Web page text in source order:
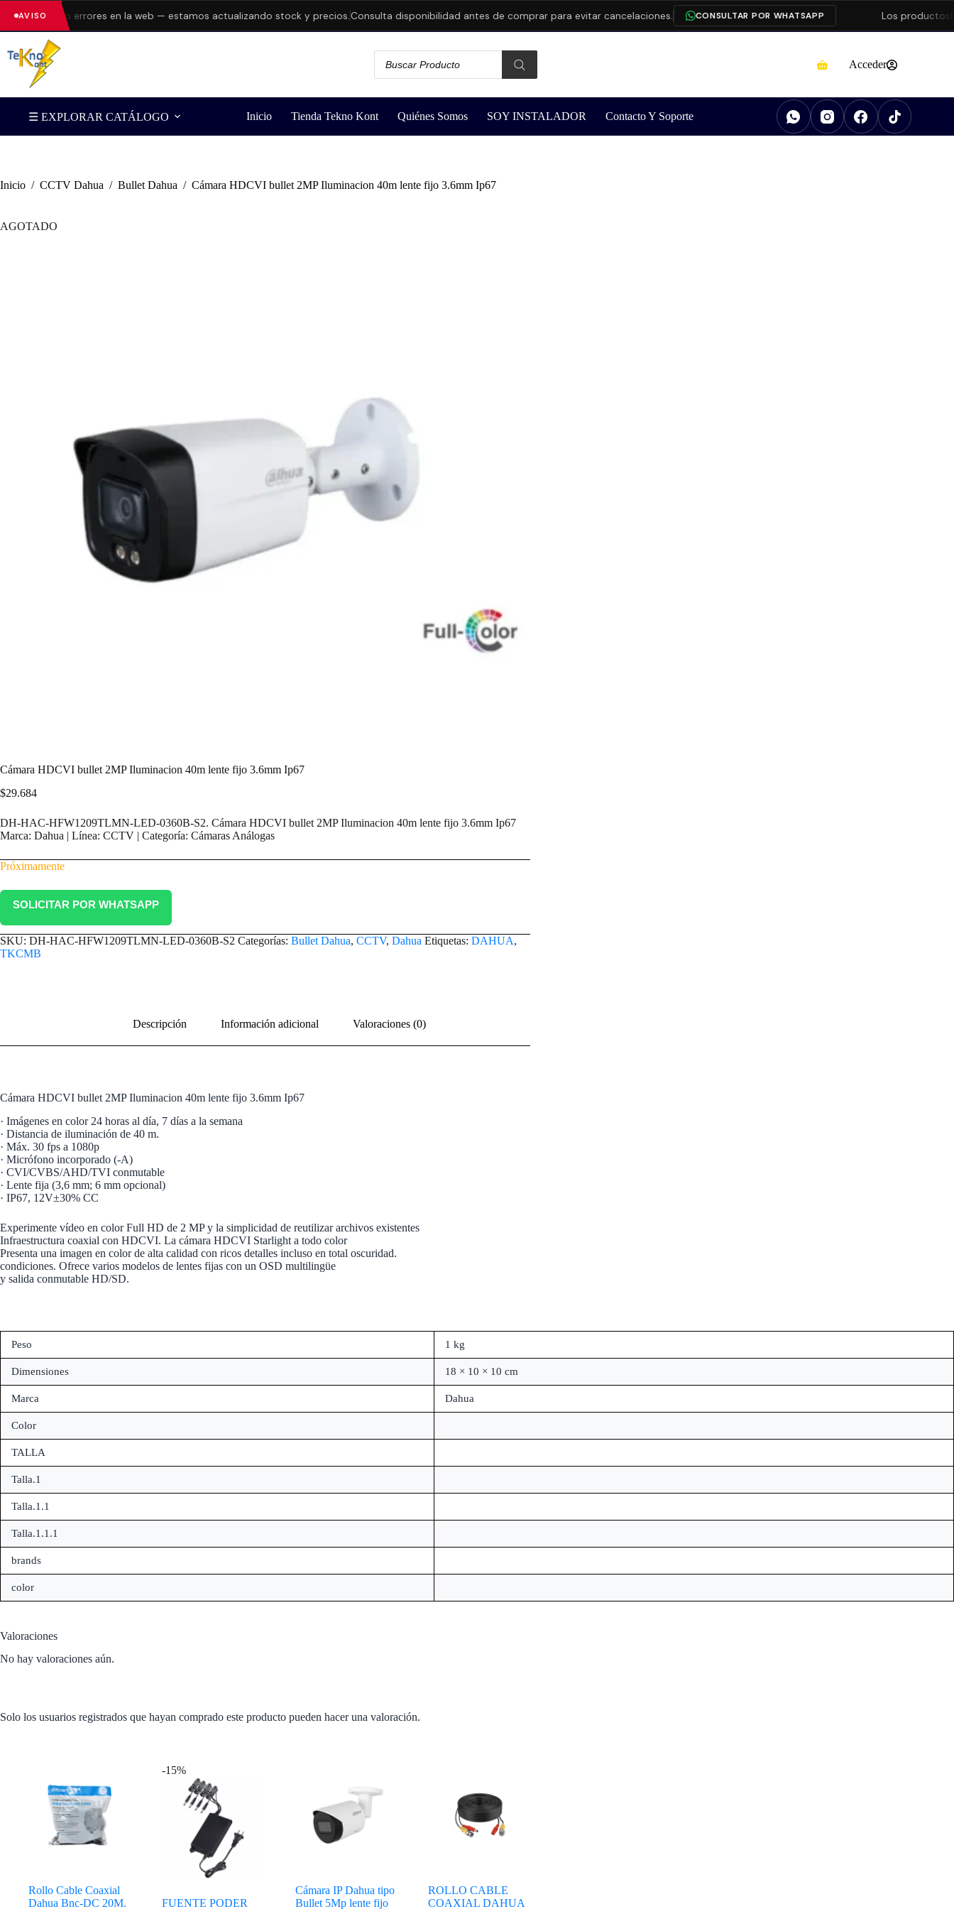
AVISO errores en la web — estamos actualizando stock y precios.Consulta disponibilidad antes de comprar para evitar cancelaciones. CONSULTAR POR WHATSAPP Los productos
Acceder
☰ EXPLORAR CATÁLOGO Inicio Tienda Tekno Kont Quiénes Somos SOY INSTALADOR Contacto Y Soporte
Inicio / CCTV Dahua / Bullet Dahua / Cámara HDCVI bullet 2MP Iluminacion 40m lente fijo 3.6mm Ip67
AGOTADO
Cámara HDCVI bullet 2MP Iluminacion 40m lente fijo 3.6mm Ip67
$29.684
DH-HAC-HFW1209TLMN-LED-0360B-S2. Cámara HDCVI bullet 2MP Iluminacion 40m lente fijo 3.6mm Ip67
Marca: Dahua | Línea: CCTV | Categoría: Cámaras Análogas
Próximamente
SOLICITAR POR WHATSAPP
SKU: DH-HAC-HFW1209TLMN-LED-0360B-S2 Categorías: Bullet Dahua, CCTV, Dahua Etiquetas: DAHUA,
TKCMB
Descripción Información adicional Valoraciones (0)
Cámara HDCVI bullet 2MP Iluminacion 40m lente fijo 3.6mm Ip67
· Imágenes en color 24 horas al día, 7 días a la semana
· Distancia de iluminación de 40 m.
· Máx. 30 fps a 1080p
· Micrófono incorporado (-A)
· CVI/CVBS/AHD/TVI conmutable
· Lente fija (3,6 mm; 6 mm opcional)
· IP67, 12V±30% CC
Experimente vídeo en color Full HD de 2 MP y la simplicidad de reutilizar archivos existentes
Infraestructura coaxial con HDCVI. La cámara HDCVI Starlight a todo color
Presenta una imagen en color de alta calidad con ricos detalles incluso en total oscuridad.
condiciones. Ofrece varios modelos de lentes fijas con un OSD multilingüe
y salida conmutable HD/SD.
Peso 1 kg
Dimensiones 18 × 10 × 10 cm
Marca Dahua
Color
TALLA
Talla.1
Talla.1.1
Talla.1.1.1
brands
color
Valoraciones
No hay valoraciones aún.
Solo los usuarios registrados que hayan comprado este producto pueden hacer una valoración.
Rollo Cable Coaxial
Dahua Bnc-DC 20M.
-15%
FUENTE PODER
Cámara IP Dahua tipo
Bullet 5Mp lente fijo
ROLLO CABLE
COAXIAL DAHUA